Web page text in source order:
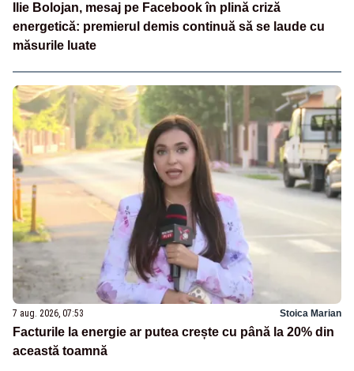
Ilie Bolojan, mesaj pe Facebook în plină criză
energetică: premierul demis continuă să se laude cu
măsurile luate
7 aug. 2026, 07:53 Stoica Marian
Facturile la energie ar putea crește cu până la 20% din
această toamnă